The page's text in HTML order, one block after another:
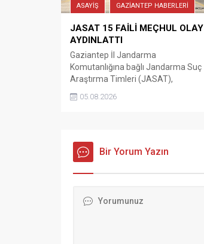
ASAYİŞ GAZİANTEP HABERLERİ
JASAT 15 FAİLİ MEÇHUL OLAY
AYDINLATTI
Gaziantep İl Jandarma
Komutanlığına bağlı Jandarma Suç
Araştırma Timleri (JASAT),
faili meçhul hırsızlık olaylarının
Komutanlığınca oluşturulan JASAT
ve Olay Yeri İnceleme (OYİ) destekli
özel timler, Cumhuriyet Başsavcılığı
planlama, takip ve saha
05.08.2026
Bir Yorum Yazın